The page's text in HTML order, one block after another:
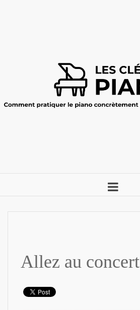
Allez au concert